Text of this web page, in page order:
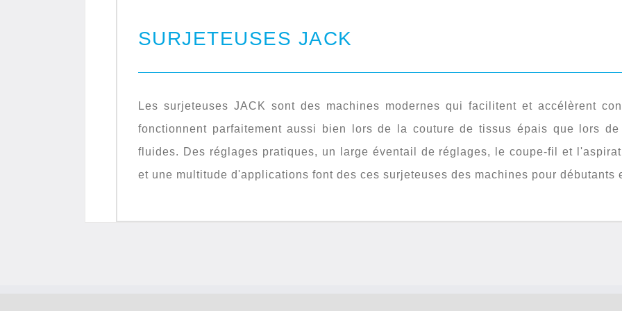
SURJETEUSES JACK
Les surjeteuses JACK sont des machines modernes qui facilitent et accélèrent
fonctionnent parfaitement aussi bien lors de la couture de tissus épais que lors
fluides. Des réglages pratiques, un large éventail de réglages, le coupe-fil et
et une multitude d'applications font des ces surjeteuses des machines pour débutants